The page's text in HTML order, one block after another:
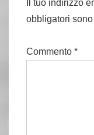
Il tuo indirizzo
obbligatori
Commento *